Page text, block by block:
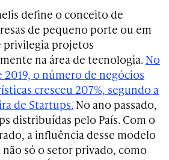
define o conceito de
de pequeno porte ou em
privilegia projetos
na área de tecnologia. No
2019, o número de negócios
cresceu 207%, segundo a
de Startups. No ano passado,
distribuídas pelo País. Com o
a influência desse modelo
só o setor privado, como